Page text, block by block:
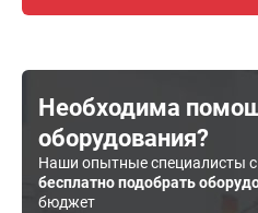
Необходима
оборудования?
Наши опытные специалисты
бесплатно подобрать
бюджет